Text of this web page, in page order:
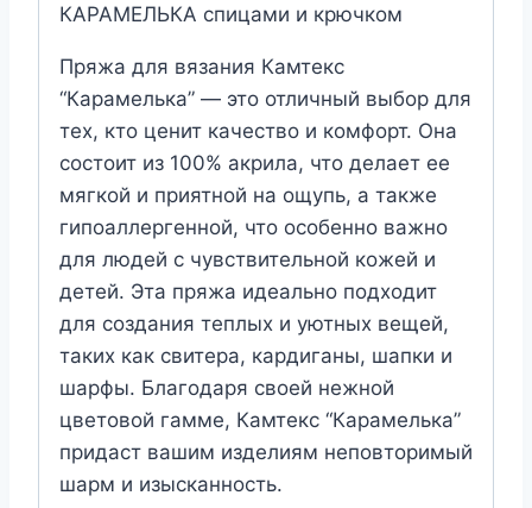
КАРАМЕЛЬКА спицами и крючком
Пряжа для вязания Камтекс
“Карамелька” — это отличный выбор для
тех, кто ценит качество и комфорт. Она
состоит из 100% акрила, что делает ее
мягкой и приятной на ощупь, а также
гипоаллергенной, что особенно важно
для людей с чувствительной кожей и
детей. Эта пряжа идеально подходит
для создания теплых и уютных вещей,
таких как свитера, кардиганы, шапки и
шарфы. Благодаря своей нежной
цветовой гамме, Камтекс “Карамелька”
придаст вашим изделиям неповторимый
шарм и изысканность.